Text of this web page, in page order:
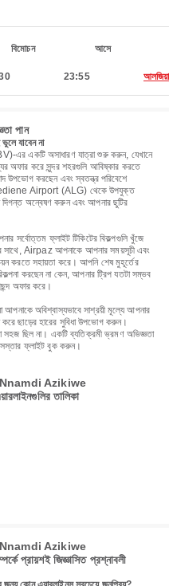
বিমোচন আসে
23:55
পান
যাবেন না
একটি অসাধারণ যাত্রা শুরু করুন, যেখানে
অফার করে সুন্দর শহরগুলি আবিষ্কার করতে
উপভোগ করছেন এবং স্বতন্ত্র পরিবেশে
Airport (ALG) থেকে উপযুক্ত
দিগন্ত অন্বেষণ করুন এবং আপনার ছুটির
সর্বোত্তম ফ্লাইট টিকিটের বিকল্পগুলি খুঁজে
সাথে, Airpaz আপনাকে আপনার সময়সূচী এবং
করতে সহায়তা করে। আপনি শেষ মুহূর্তের
করছেন না কেন, আপনার ট্রিপ যতটা সম্ভব
অফার করে।
অবিশ্বাস্যভাবে সাশ্রয়ী মূল্যে আপনার
ছাড়ের হারের সুবিধা উপভোগ করুন।
ছিল না। একটি ব্যতিক্রমী ভ্রমণ অভিজ্ঞতা
ফ্লাইট বুক করুন।
Azikiwe
তালিকা
Azikiwe
জিজ্ঞাসিত প্রশ্নাবলী